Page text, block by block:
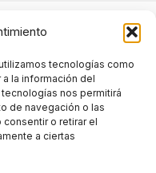
tecnologías como
la información del
nos permitirá
de navegación o las
o retirar el
a ciertas